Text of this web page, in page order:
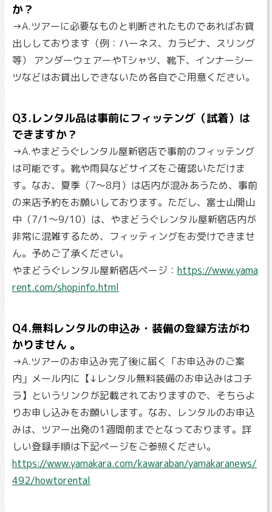
か？
→A.ツアーに必要なものと判断されたものであればお貸
出ししております（例：ハーネス、カラビナ、スリング
等） アンダーウェアーやTシャツ、靴下、インナーシー
ツなどはお貸出しできないため各自でご用意ください。
Q3.レンタル品は事前にフィッテング（試着）は
できますか？
→A.やまどうぐレンタル屋新宿店で事前のフィッテング
は可能です。靴や雨具などサイズをご確認いただけま
す。なお、夏季（7～8月）は店内が混みあうため、事前
の来店予約をお願いしております。ただし、富士山開山
中（7/1〜9/10）は、やまどうぐレンタル屋新宿店内が
非常に混雑するため、フィッティングをお受けできませ
ん。予めご了承ください。
やまどうぐレンタル屋新宿店ページ： https://www.yama
rent.com/shopinfo.html
Q4.無料レンタルの申込み・装備の登録方法がわ
かりません 。
→A.ツアーのお申込み完了後に届く「お申込みのご案
内」メール内に【↓レンタル無料装備のお申込みはコチ
ラ】というリンクが記載されておりますので、そちらよ
りお申し込みをお願いします。なお、レンタルのお申込
みは、ツアー出発の1週間前までとなっております。詳
しい登録手順は下記ページをご参照ください。
https://www.yamakara.com/kawaraban/yamakaranews/
492/howtorental